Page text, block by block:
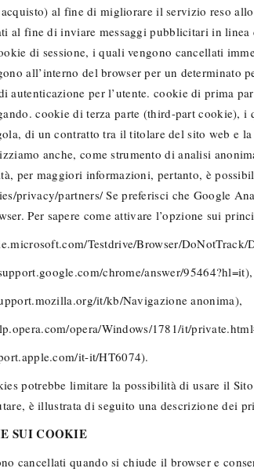
al fine di migliorare il servizio reso
al fine di inviare messaggi pubblicitari in
di sessione, i quali vengono cancellati
all’interno del browser per un
autenticazione per l’utente. cookie di prima
cookie di terza parte (third-part cookie),
di un contratto tra il titolare del sito web e
anche, come strumento di analisi
per maggiori informazioni, pertanto, è
privacy/partners/ Se preferisci che Google
Per sapere come attivare l’opzione sui
Testdrive/Browser/DoNotTrack/
chrome/answer/95464?hl=it),
it/kb/Navigazione anonima),
opera/Windows/1781/it/
it-it/HT6074).
potrebbe limitare la possibilità di usare il
è illustrata di seguito una descrizione dei
SUI COOKIE
cancellati quando si chiude il browser e